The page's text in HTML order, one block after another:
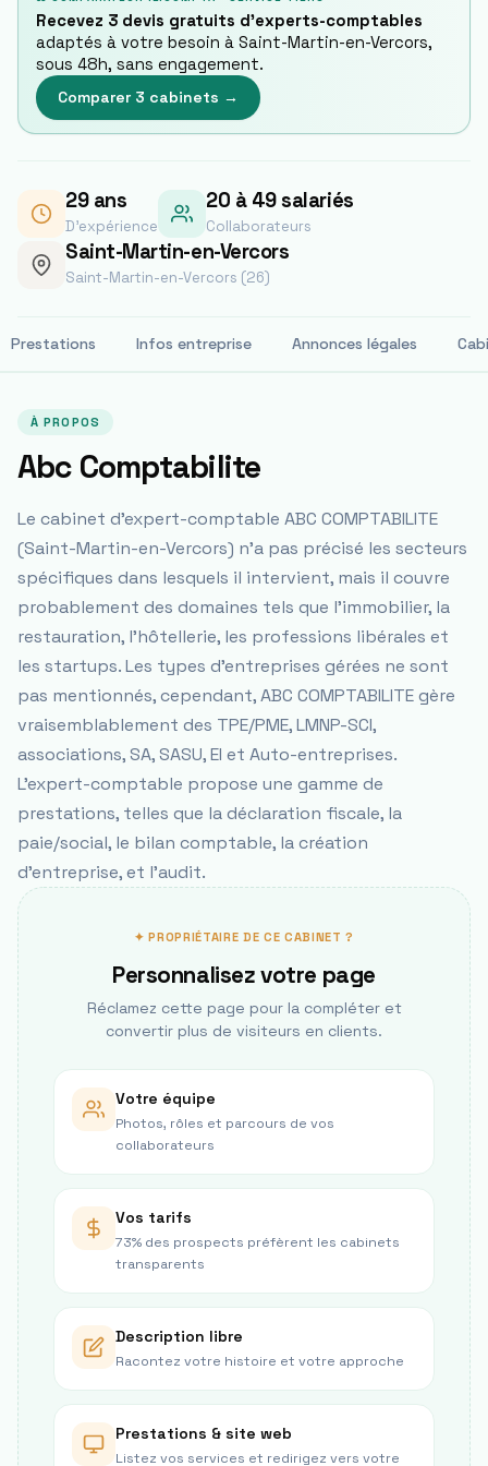
Recevez 3 devis gratuits d'experts-comptables
adaptés à votre besoin à Saint-Martin-en-Vercors,
sous 48h, sans engagement.
Comparer 3 cabinets →
29ans
D'expérience
20 à 49 salariés
Collaborateurs
Saint-Martin-en-Vercors
Saint-Martin-en-Vercors (26)
Prestations Infos entreprise Annonces légales
À PROPOS
Abc Comptabilite
Le cabinet d'expert-comptable ABC COMPTABILITE
(Saint-Martin-en-Vercors) n'a pas précisé les secteurs
spécifiques dans lesquels il intervient, mais il couvre
probablement des domaines tels que l'immobilier, la
restauration, l'hôtellerie, les professions libérales et
les startups. Les types d'entreprises gérées ne sont
pas mentionnés, cependant, ABC COMPTABILITE gère
vraisemblablement des TPE/PME, LMNP-SCI,
associations, SA, SASU, EI et Auto-entreprises.
L'expert-comptable propose une gamme de
prestations, telles que la déclaration fiscale, la
paie/social, le bilan comptable, la création
d'entreprise, et l'audit.
✦ PROPRIÉTAIRE DE CE CABINET ?
Personnalisez votre page
Réclamez cette page pour la compléter et
convertir plus de visiteurs en clients.
Votre équipe
Photos, rôles et parcours de vos
collaborateurs
Vos tarifs
73% des prospects préfèrent les cabinets
transparents
Description libre
Racontez votre histoire et votre approche
Prestations & site web
Listez vos services et redirigez vers votre